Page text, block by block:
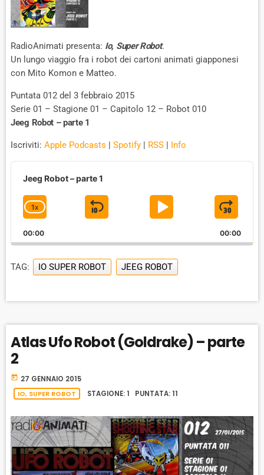
RadioAnimati presenta: Io, Super Robot.
Un lungo viaggio fra i robot dei cartoni animati giapponesi
con Mito Komon e Matteo.
Puntata 012 del 3 febbraio 2015
Serie 01 – Stagione 01 – Capitolo 12 – Robot 010
Jeeg Robot – parte 1
Iscriviti: Apple Podcasts | Spotify | RSS | Info
A
a
e
Jeeg Robot – parte 1
C
A
N
G
E
A
A
R
A
T
E
1X
S
I
P
B
A
K
W
D
P
A
Y
P
A
S
E
J
U
M
O
W
A
00:00 00:00
TAG: IO SUPER ROBOT JEEG ROBOT
Atlas Ufo Robot (Goldrake) – parte
2
today 27 GENNAIO 2015
IO, SUPER ROBOT
STAGIONE: 1 PUNTATA: 11